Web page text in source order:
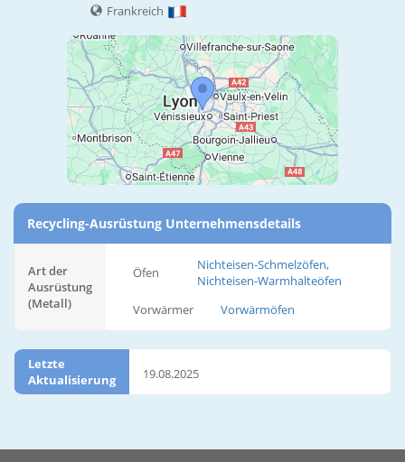
Frankreich
Recycling-Ausrüstung Unternehmensdetails
Art der
Ausrüstung
(Metall)
Öfen
Nichteisen-Schmelzöfen,
Nichteisen-Warmhalteöfen
Vorwärmer
Vorwärmöfen
Letzte
Aktualisierung
19.08.2025